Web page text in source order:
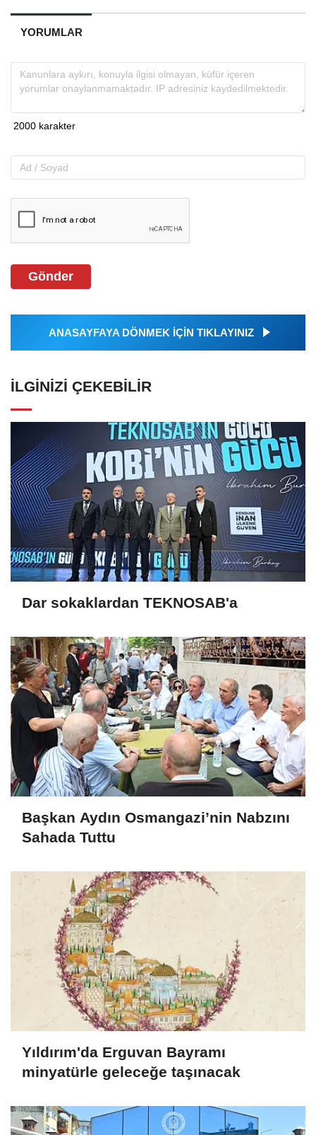
YORUMLAR
Gönder
ANASAYFAYA DÖNMEK İÇİN TIKLAYINIZ
İLGINIZI ÇEKEBILIR
Dar sokaklardan TEKNOSAB'a
Başkan Aydın Osmangazi’nin Nabzını
Sahada Tuttu
Yıldırım'da Erguvan Bayramı
minyatürle geleceğe taşınacak